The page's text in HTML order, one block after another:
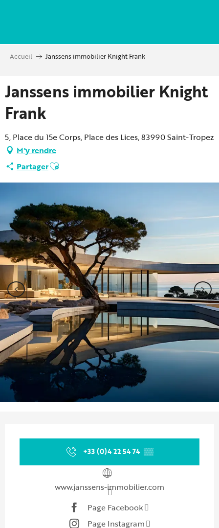
principal
Accueil Janssens immobilier Knight Frank
Janssens immobilier Knight
Frank
5, Place du 15e Corps, Place des Lices, 83990 Saint-Tropez
M'y rendre
PartagerAjouter aux favoris
+33 (0)4 22 54 74 ▒▒
www.janssens-immobilier.com
Page Facebook
Page Instagram